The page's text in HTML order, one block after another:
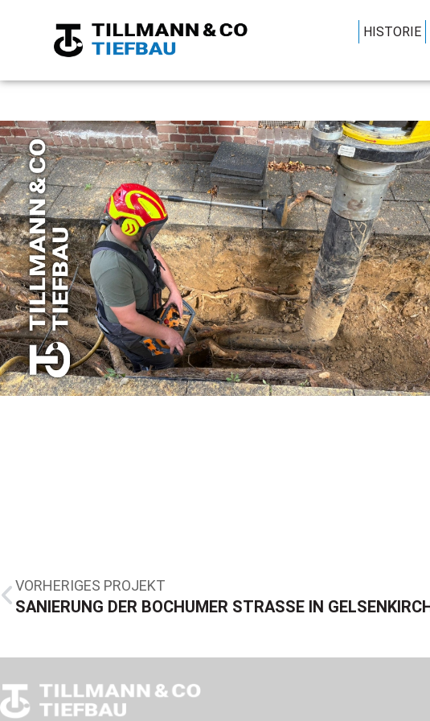
HISTORIE
VORHERIGES PROJEKT